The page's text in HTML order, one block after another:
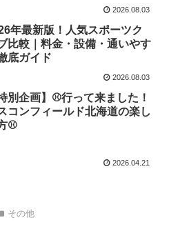
2026.08.03
年最新版！人気スポーツク
比較｜料金・設備・通いやす
底ガイド
2026.08.03
別企画】⚾行って来ました！
コンフィールド北海道の楽し
⚾
2026.04.21
その他